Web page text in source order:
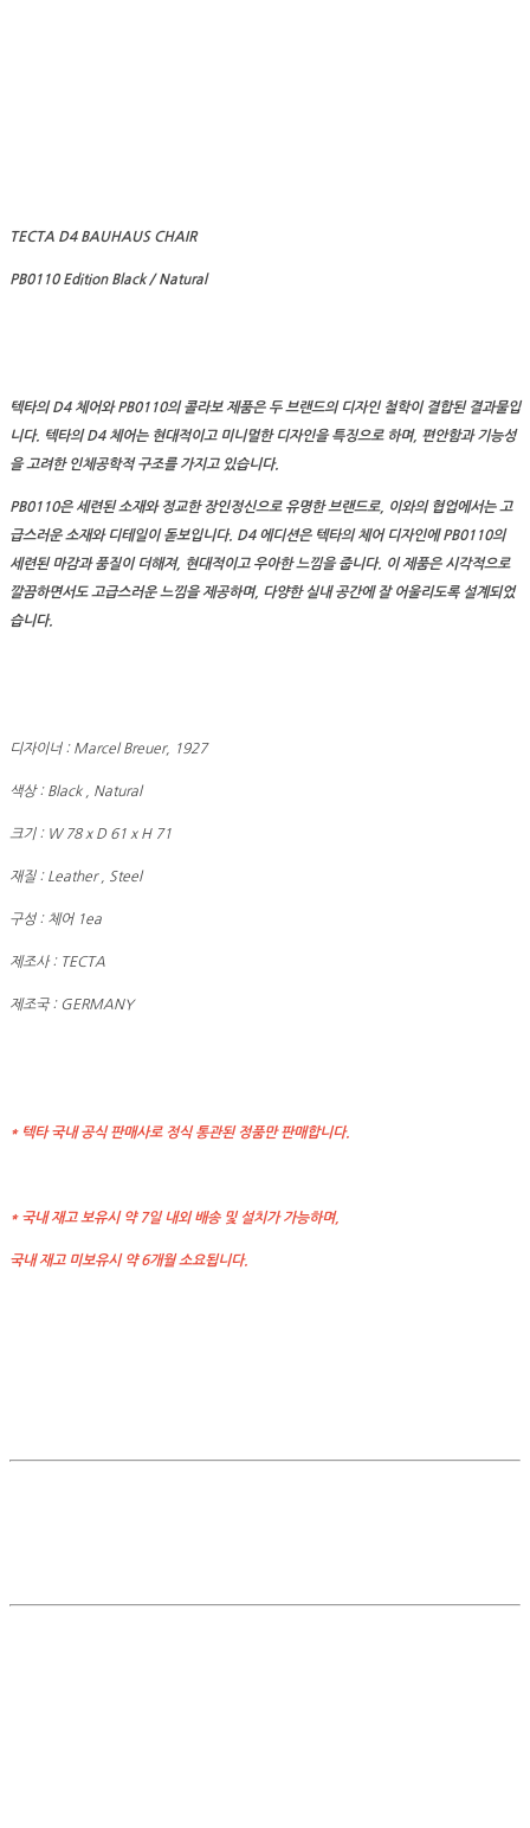
TECTA D4 BAUHAUS CHAIR
PB0110 Edition Black / Natural
텍타의 D4 체어와 PB0110의 콜라보 제품은 두 브랜드의 디자인 철학이 결합된 결과물입
니다. 텍타의 D4 체어는 현대적이고 미니멀한 디자인을 특징으로 하며, 편안함과 기능성
을 고려한 인체공학적 구조를 가지고 있습니다.
PB0110은 세련된 소재와 정교한 장인정신으로 유명한 브랜드로, 이와의 협업에서는 고
급스러운 소재와 디테일이 돋보입니다. D4 에디션은 텍타의 체어 디자인에 PB0110의
세련된 마감과 품질이 더해져, 현대적이고 우아한 느낌을 줍니다. 이 제품은 시각적으로
깔끔하면서도 고급스러운 느낌을 제공하며, 다양한 실내 공간에 잘 어울리도록 설계되었
습니다.
디자이너 : Marcel Breuer, 1927
색상 : Black , Natural
크기 : W 78 x D 61 x H 71
재질 : Leather , Steel
구성 : 체어 1ea
제조사 : TECTA
제조국 : GERMANY
* 텍타 국내 공식 판매사로 정식 통관된 정품만 판매합니다.
* 국내 재고 보유시 약 7일 내외 배송 및 설치가 가능하며,
국내 재고 미보유시 약 6개월 소요됩니다.